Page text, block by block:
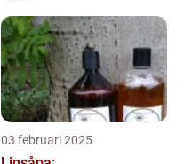
03 februari 2025